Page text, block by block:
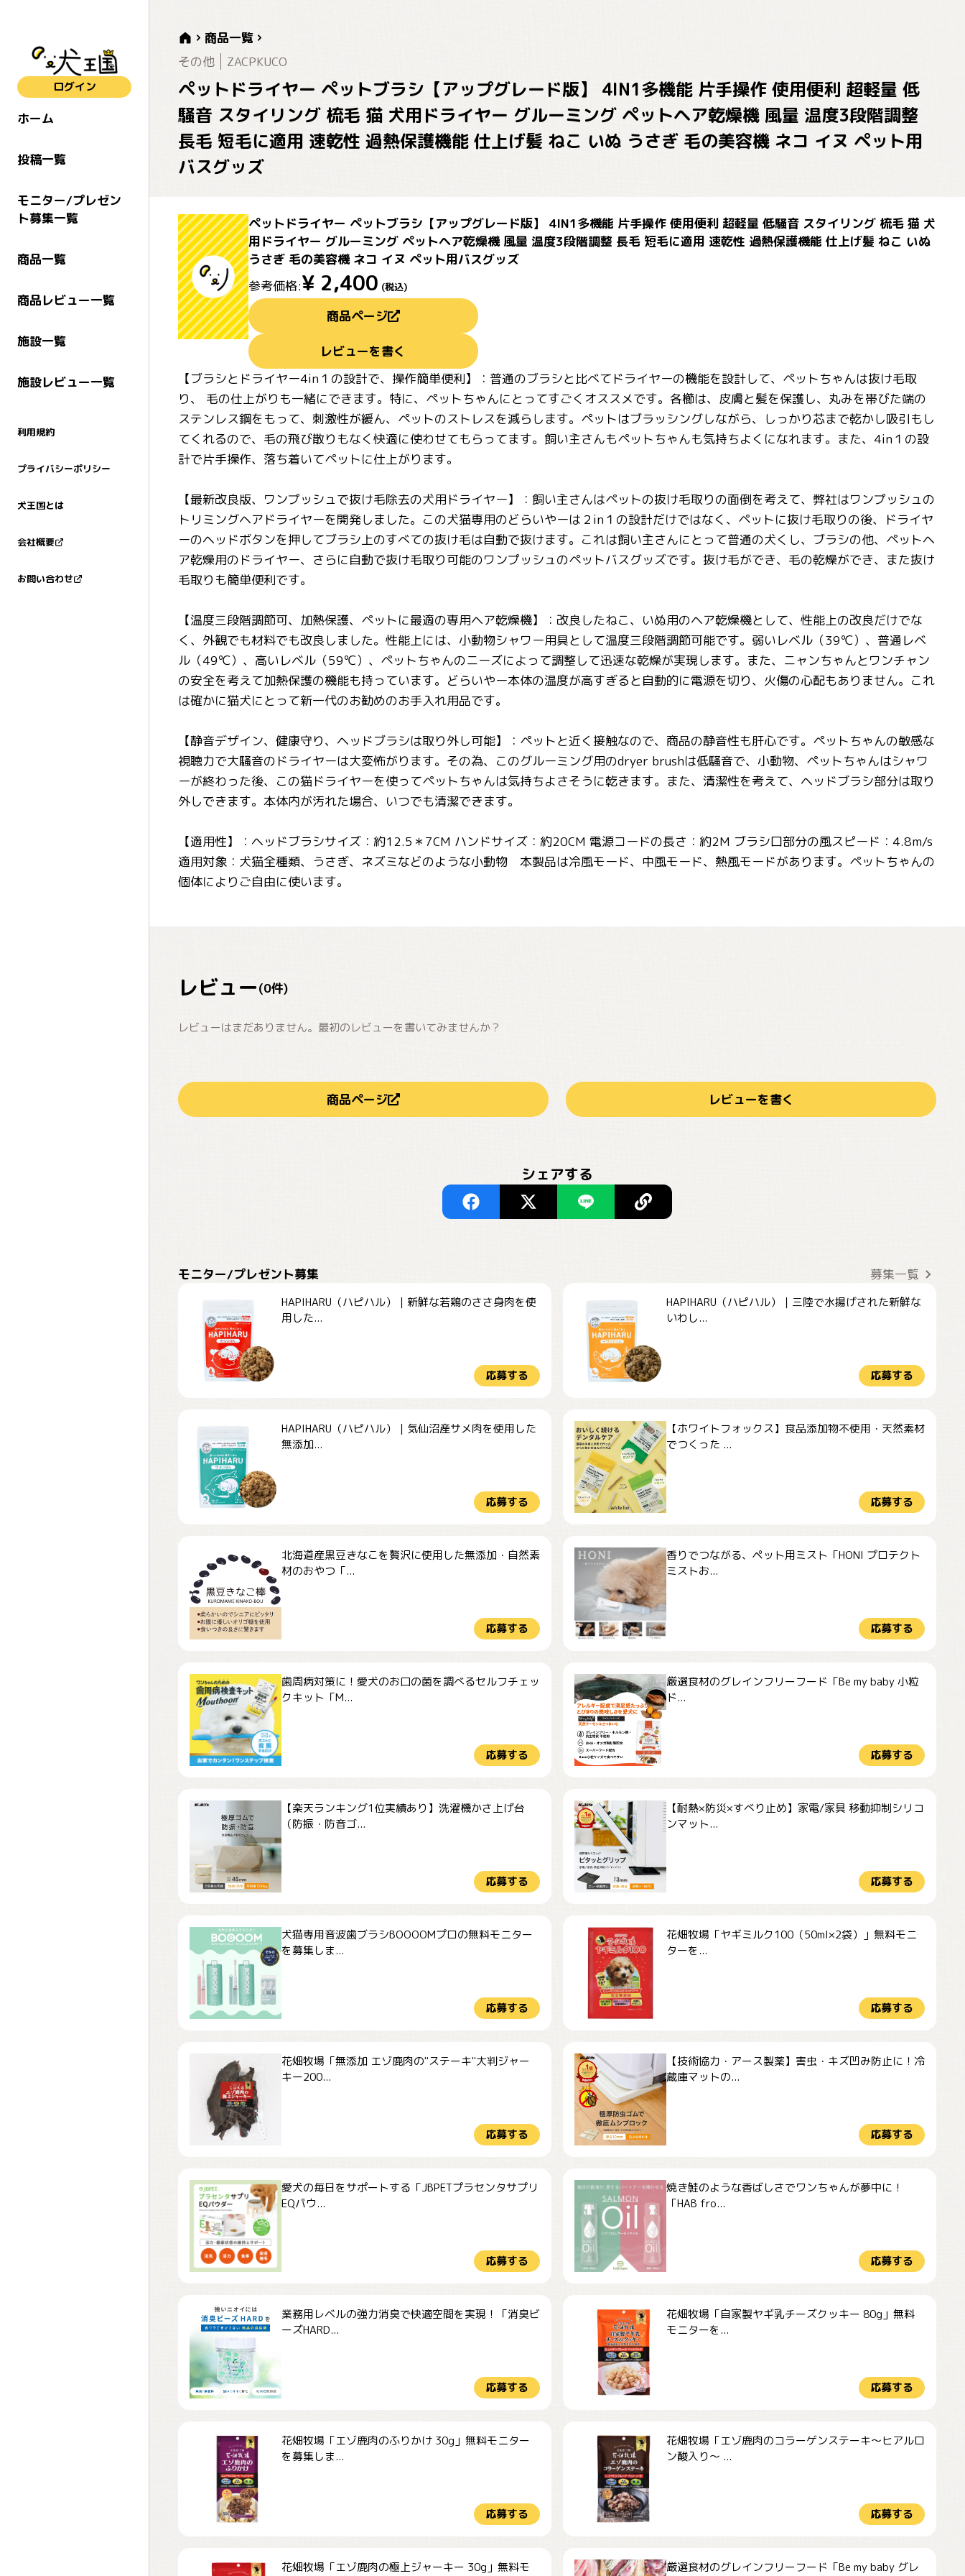
ログイン
ホーム
投稿一覧
モニター/プレゼン
ト募集一覧
商品一覧
商品レビュー一覧
施設一覧
施設レビュー一覧
利用規約
プライバシーポリシー
犬王国とは
会社概要
お問い合わせ
商品一覧
その他
ZACPKUCO
ペットドライヤー ペットブラシ【アップグレード版】 4IN1多機能 片手操作 使用便利 超軽量 低
騒音 スタイリング 梳毛 猫 犬用ドライヤー グルーミング ペットヘア乾燥機 風量 温度3段階調整
長毛 短毛に適用 速乾性 過熱保護機能 仕上げ髪 ねこ いぬ うさぎ 毛の美容機 ネコ イヌ ペット用
バスグッズ
ペットドライヤー ペットブラシ【アップグレード版】 4IN1多機能 片手操作 使用便利 超軽量 低騒音 スタイリング 梳毛 猫 犬
用ドライヤー グルーミング ペットヘア乾燥機 風量 温度3段階調整 長毛 短毛に適用 速乾性 過熱保護機能 仕上げ髪 ねこ いぬ
うさぎ 毛の美容機 ネコ イヌ ペット用バスグッズ
参考価格:¥ 2,400 (税込)
商品ページ
レビューを書く
【ブラシとドライヤー4in１の設計で、操作簡単便利】：普通のブラシと比べてドライヤーの機能を設計して、ペットちゃんは抜け毛取
り、 毛の仕上がりも一緒にできます。特に、ペットちゃんにとってすごくオススメです。各櫛は、皮膚と髪を保護し、丸みを帯びた端の
ステンレス鋼をもって、刺激性が緩ん、ペットのストレスを減らします。ペットはブラッシングしながら、しっかり芯まで乾かし吸引もし
てくれるので、毛の飛び散りもなく快適に使わせてもらってます。飼い主さんもペットちゃんも気持ちよくになれます。また、4in１の設
計で片手操作、落ち着いてペットに仕上がります。
【最新改良版、ワンプッシュで抜け毛除去の犬用ドライヤー】：飼い主さんはペットの抜け毛取りの面倒を考えて、弊社はワンプッシュの
トリミングヘアドライヤーを開発しました。この犬猫専用のどらいやーは２in１の設計だけではなく、ペットに抜け毛取りの後、ドライヤ
ーのヘッドボタンを押してブラシ上のすべての抜け毛は自動で抜けます。これは飼い主さんにとって普通の犬くし、ブラシの他、ペットヘ
ア乾燥用のドライヤー、さらに自動で抜け毛取り可能のワンプッシュのペットバスグッズです。抜け毛ができ、毛の乾燥ができ、また抜け
毛取りも簡単便利です。
【温度三段階調節可、加熱保護、ペットに最適の専用ヘア乾燥機】：改良したねこ、いぬ用のヘア乾燥機として、性能上の改良だけでな
く、外観でも材料でも改良しました。性能上には、小動物シャワー用具として温度三段階調節可能です。弱いレベル（39℃）、普通レベ
ル（49℃）、高いレベル（59℃）、ペットちゃんのニーズによって調整して迅速な乾燥が実現します。また、ニャンちゃんとワンチャン
の安全を考えて加熱保護の機能も持っています。どらいやー本体の温度が高すぎると自動的に電源を切り、火傷の心配もありません。これ
は確かに猫犬にとって新一代のお勧めのお手入れ用品です。
【静音デザイン、健康守り、ヘッドブラシは取り外し可能】：ペットと近く接触なので、商品の静音性も肝心です。ペットちゃんの敏感な
視聴力で大騒音のドライヤーは大変怖がります。その為、このグルーミング用のdryer brushは低騒音で、小動物、ペットちゃんはシャワ
ーが終わった後、この猫ドライヤーを使ってペットちゃんは気持ちよさそうに乾きます。また、清潔性を考えて、ヘッドブラシ部分は取り
外しできます。本体内が汚れた場合、いつでも清潔できます。
【適用性】：ヘッドブラシサイズ：約12.5＊7CM ハンドサイズ：約20CM 電源コードの長さ：約2M ブラシ口部分の風スピード：4.8m/s
適用対象：犬猫全種類、うさぎ、ネズミなどのような小動物 本製品は冷風モード、中風モード、熱風モードがあります。ペットちゃんの
個体によりご自由に使います。
レビュー(0件)
レビューはまだありません。最初のレビューを書いてみませんか？
商品ページ レビューを書く
シェアする
モニター/プレゼント募集 募集一覧
HAPIHARU（ハピハル）｜新鮮な若鶏のささ身肉を使
用した...
応募する
HAPIHARU（ハピハル）｜三陸で水揚げされた新鮮な
いわし...
応募する
HAPIHARU（ハピハル）｜気仙沼産サメ肉を使用した
無添加...
応募する
【ホワイトフォックス】食品添加物不使用・天然素材
でつくった ...
応募する
北海道産黒豆きなこを贅沢に使用した無添加・自然素
材のおやつ「...
応募する
香りでつながる、ペット用ミスト「HONI プロテクト
ミストお...
応募する
歯周病対策に！愛犬のお口の菌を調べるセルフチェッ
クキット「M...
応募する
厳選食材のグレインフリーフード「Be my baby 小粒
ド...
応募する
【楽天ランキング1位実績あり】洗濯機かさ上げ台
（防振・防音ゴ...
応募する
【耐熱×防災×すべり止め】家電/家具 移動抑制シリコ
ンマット...
応募する
犬猫専用音波歯ブラシBOOOOMプロの無料モニター
を募集しま...
応募する
花畑牧場「ヤギミルク100（50ml×2袋）」無料モニ
ターを...
応募する
花畑牧場「無添加 エゾ鹿肉の"ステーキ"大判ジャー
キー200...
応募する
【技術協力・アース製薬】害虫・キズ凹み防止に！冷
蔵庫マットの...
応募する
愛犬の毎日をサポートする「JBPETプラセンタサプリ
EQパウ...
応募する
焼き鮭のような香ばしさでワンちゃんが夢中に！
「HAB fro...
応募する
業務用レベルの強力消臭で快適空間を実現！「消臭ビ
ーズHARD...
応募する
花畑牧場「自家製ヤギ乳チーズクッキー 80g」無料
モニターを...
応募する
花畑牧場「エゾ鹿肉のふりかけ 30g」無料モニター
を募集しま...
応募する
花畑牧場「エゾ鹿肉のコラーゲンステーキ～ヒアルロ
ン酸入り～ ...
応募する
花畑牧場「エゾ鹿肉の極上ジャーキー 30g」無料モ
厳選食材のグレインフリーフード「Be my baby グレ